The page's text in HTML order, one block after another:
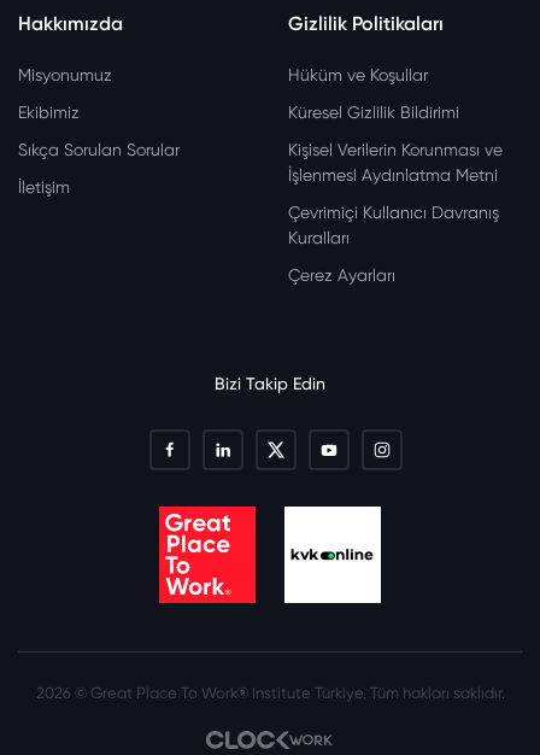
Hakkımızda
Misyonumuz
Ekibimiz
Sıkça Sorulan Sorular
İletişim
Gizlilik Politikaları
Hüküm ve Koşullar
Küresel Gizlilik Bildirimi
Kişisel Verilerin Korunması ve
İşlenmesi Aydınlatma Metni
Çevrimiçi Kullanıcı Davranış
Kuralları
Çerez Ayarları
Bizi Takip Edin
2026 © Great Place To Work® Institute Türkiye. Tüm hakları saklıdır.